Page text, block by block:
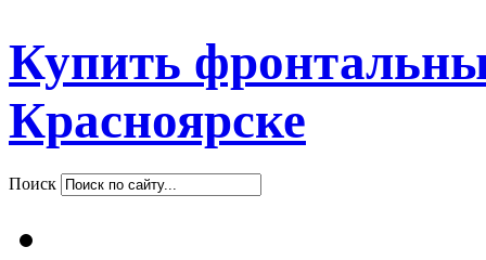
Купить
Красноярске
Поиск